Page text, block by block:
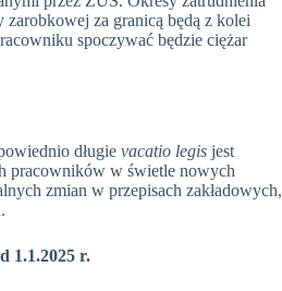
zarobkowej za granicą będą z kolei
spoczywać będzie ciężar
długie vacatio legis jest
pracowników w świetle nowych
zmian w przepisach zakładowych,
1.1.2025 r.